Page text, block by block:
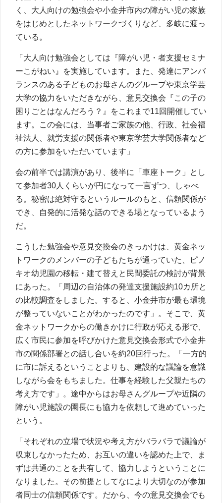
く、大人向けの勉強会や小金井市内の障がい児の家族
をはじめとしたネットワークづくりなど、多岐に渡っ
ている。
「大人向け勉強会としては『障がい児・者支援セミナ
ーこがねい』を実施しています。また、発達にアンバ
ランスのある子どものお母さんのグループや東京学芸
大学の協力をいただきながら、意見交換会『この子の
困りごとはなんだろう？』をこれまで11回開催してい
ます。この会には、当事者ご家族の他、行政、社会福
祉法人、就労支援の関係者や東京学芸大学関係者など
の方に参加をいただいています」
会の前半では講演があり、後半に「車座トーク」とし
て参加者30人くらいが円になって一言ずつ、しゃべ
る。秘密は絶対守るというルールのもと、信頼関係が
でき、自発的に活発な話のできる場となっているよう
だ。
こうした勉強会や意見交換会のきっかけは、黄金ネッ
トワークのメンバーの子どもたちが通っていた、ピノ
キオ幼児園の移転・建て替えと民間委託の検討が背景
にあった。「周辺の自治体の発達支援施設約10カ所と
の比較調査をしました。すると、小金井市が最も環境
が整っていないことがわかったのです」。そこで、黄
金ネットワークからの働きかけに行政が応える形で、
広く市民に参加を呼びかけた意見交換会形式で小金井
市の関係部署との話し合いを約20回行った。「一方的
に市に訴えるということよりも、建設的な議論を意識
しながら会をもちました。仕事を経験した父親たちの
考え方です」。途中からはお母さんグループや近隣の
障がい児施設の園長にも協力を依頼して進めていった
という。
「それぞれの立場で状況や考え方がバラバラで議論が
収束しなかったため、お互いの違いを認めた上で、ま
ずは共通のことを共有して、協力しようということに
なりました。その前提としてなにより大切なのが参加
者同士の信頼関係です。だから、今の意見交換会でも